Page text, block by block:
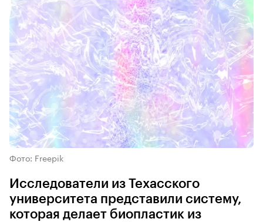
Фото: Freepik
Исследователи из Техасского
университета представили систему,
которая делает биопластик из